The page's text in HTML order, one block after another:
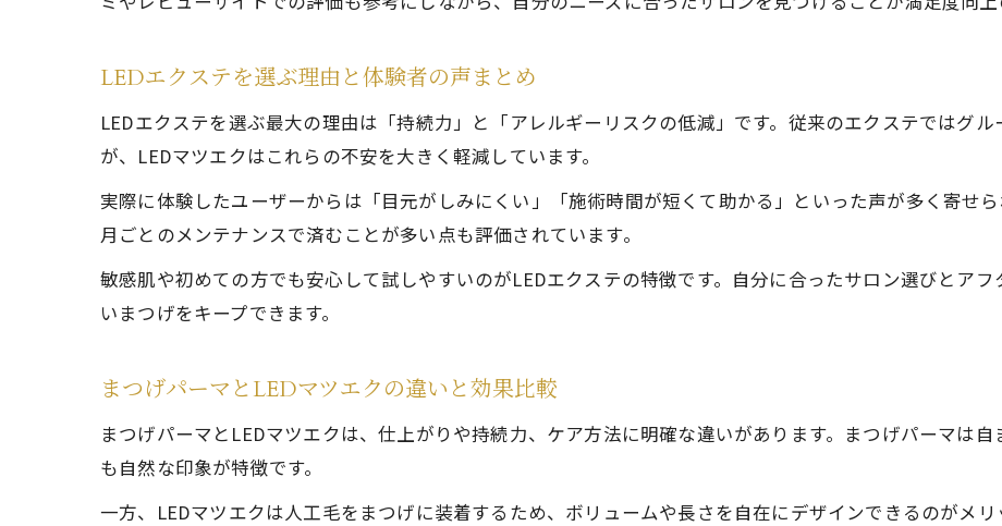
初めてでも安心なLEDマツエクサロンの見極め方
専門店で相談できるLEDエクステのデザイン提案
長持ちとコスパ重視のLEDエクステ活用術
LEDマツエクを長持ちさせるメンテナンス方法
LEDエクステのアフターケアとリピートのポイント
サロン帰りも自宅でできるLEDマツエクのケア術
LEDエクステを選ぶ理由と体験者の声まとめ
LEDエクステを選ぶ最大の理由は「持続力」と「アレルギーリスクの低減」です。従来のエクステではグ
が、LEDマツエクはこれらの不安を大きく軽減しています。
実際に体験したユーザーからは「目元がしみにくい」「施術時間が短くて助かる」といった声が多く寄せ
月ごとのメンテナンスで済むことが多い点も評価されています。
敏感肌や初めての方でも安心して試しやすいのがLEDエクステの特徴です。自分に合ったサロン選びとア
いまつげをキープできます。
まつげパーマとLEDマツエクの違いと効果比較
まつげパーマとLEDマツエクは、仕上がりや持続力、ケア方法に明確な違いがあります。まつげパーマは
も自然な印象が特徴です。
一方、LEDマツエクは人工毛をまつげに装着するため、ボリュームや長さを自在にデザインできるのがメ